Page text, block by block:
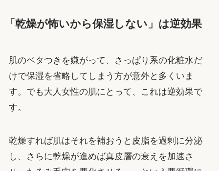
「乾燥が怖いから保湿しない」は逆効果
肌のベタつきを嫌がって、さっぱり系の化粧水だ
けで保湿を省略してしまう方が意外と多くいま
す。でも大人女性の肌にとって、これは逆効果で
す。
乾燥すれば肌はそれを補おうと皮脂を過剰に分泌
し、さらに乾燥が進めば真皮層の衰えを加速さ